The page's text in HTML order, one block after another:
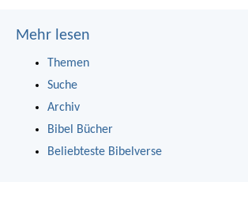
Mehr lesen
Themen
Suche
Archiv
Bibel Bücher
Beliebteste Bibelverse